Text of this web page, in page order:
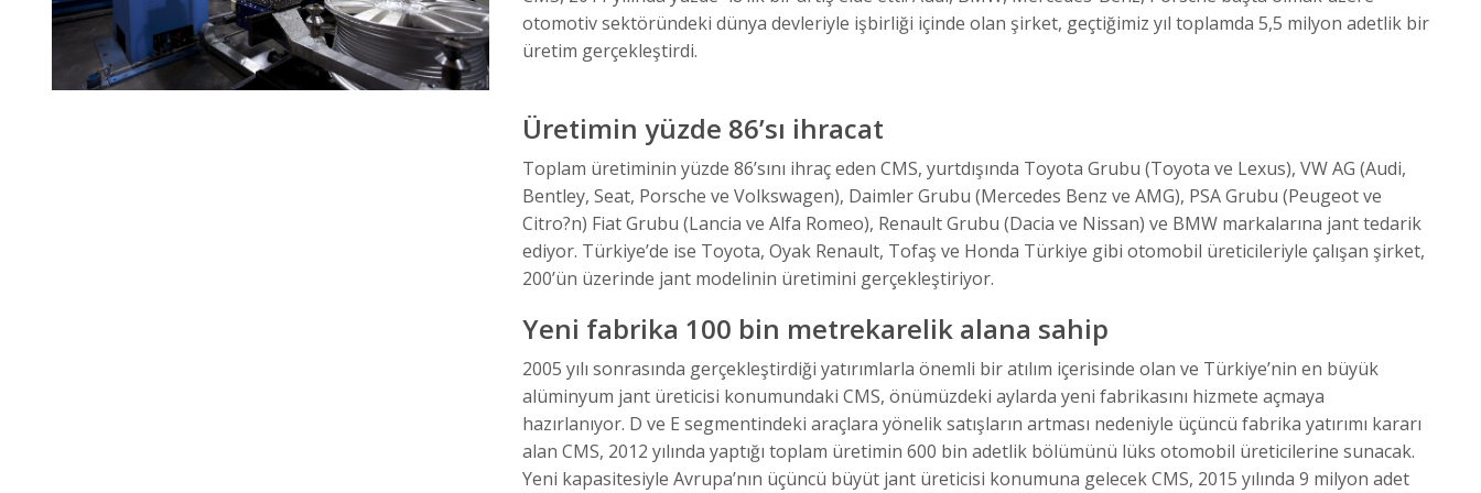
otomotiv sektöründeki dünya devleriyle işbirliği içinde olan şirket, geçtiğimiz yıl toplamda 5,5 milyon adetlik bir
üretim gerçekleştirdi.
Üretimin yüzde 86’sı ihracat
Toplam üretiminin yüzde 86’sını ihraç eden CMS, yurtdışında Toyota Grubu (Toyota ve Lexus), VW AG (Audi,
Bentley, Seat, Porsche ve Volkswagen), Daimler Grubu (Mercedes Benz ve AMG), PSA Grubu (Peugeot ve
Citro?n) Fiat Grubu (Lancia ve Alfa Romeo), Renault Grubu (Dacia ve Nissan) ve BMW markalarına jant tedarik
ediyor. Türkiye’de ise Toyota, Oyak Renault, Tofaş ve Honda Türkiye gibi otomobil üreticileriyle çalışan şirket,
200’ün üzerinde jant modelinin üretimini gerçekleştiriyor.
Yeni fabrika 100 bin metrekarelik alana sahip
2005 yılı sonrasında gerçekleştirdiği yatırımlarla önemli bir atılım içerisinde olan ve Türkiye’nin en büyük
alüminyum jant üreticisi konumundaki CMS, önümüzdeki aylarda yeni fabrikasını hizmete açmaya
hazırlanıyor. D ve E segmentindeki araçlara yönelik satışların artması nedeniyle üçüncü fabrika yatırımı kararı
alan CMS, 2012 yılında yaptığı toplam üretimin 600 bin adetlik bölümünü lüks otomobil üreticilerine sunacak.
Yeni kapasitesiyle Avrupa’nın üçüncü büyüt jant üreticisi konumuna gelecek CMS, 2015 yılında 9 milyon adet